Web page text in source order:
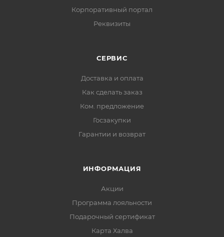
Корпоративный портал
Реквизиты
СЕРВИС
Доставка и оплата
Как сделать заказ
Ком. предложение
Госзакупки
Гарантии и возврат
ИНФОРМАЦИЯ
Акции
Программа лояльности
Подарочный сертификат
Карта Халва